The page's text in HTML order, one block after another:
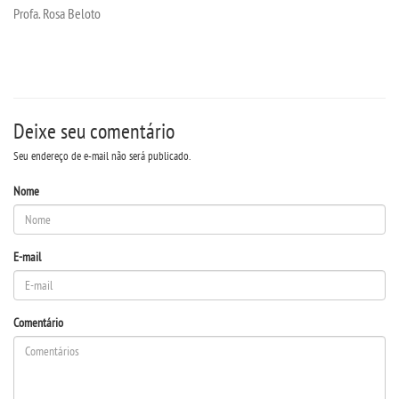
Profa. Rosa Beloto
Deixe seu comentário
Seu endereço de e-mail não será publicado.
Nome
E-mail
Comentário